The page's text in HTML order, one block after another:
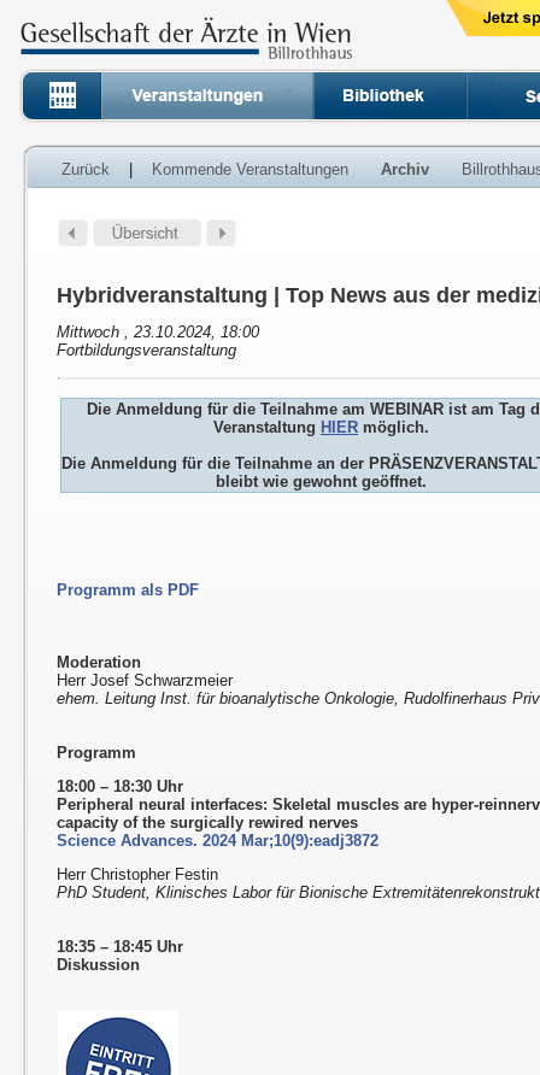
Zurück Kommende Veranstaltungen Archiv
Hybridveranstaltung | Top News aus der
Mittwoch , 23.10.2024, 18:00
Fortbildungsveranstaltung
Die Anmeldung für die Teilnahme am WEBINAR ist am Tag
Veranstaltung HIER möglich.
Die Anmeldung für die Teilnahme an der
bleibt wie gewohnt geöffnet.
Programm als PDF
Moderation
Herr Josef Schwarzmeier
ehem. Leitung Inst. für bioanalytische Onkologie, Rudolfinerhaus
Programm
18:00 – 18:30 Uhr
Peripheral neural interfaces: Skeletal muscles are hyper-
capacity of the surgically rewired nerves
Science Advances. 2024 Mar;10(9):eadj3872
Herr Christopher Festin
PhD Student, Klinisches Labor für Bionische
18:35 – 18:45 Uhr
Diskussion